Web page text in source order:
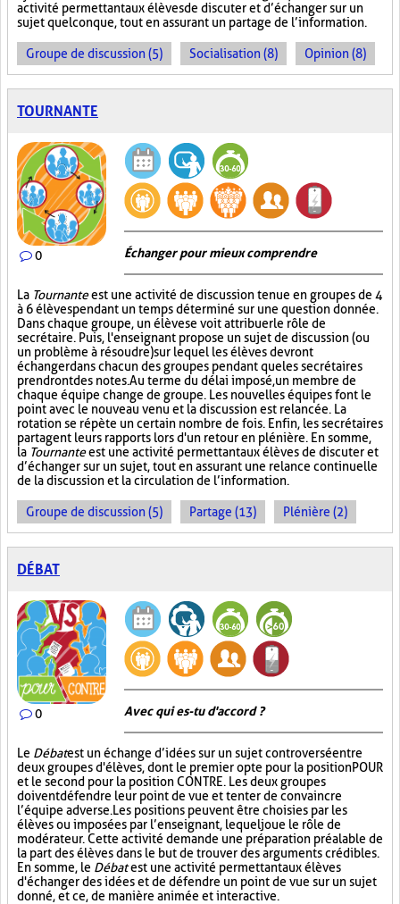
activité permettant aux élèves de discuter et d’échanger sur un
sujet quelconque, tout en assurant un partage de l’information.
Groupe de discussion (5) Socialisation (8) Opinion (8)
TOURNANTE
0 Échanger pour mieux comprendre
La Tournanteest une activité de discussion tenue en groupes de 4
à 6 élèves pendant un temps déterminé sur une question donnée.
Dans chaque groupe, un élève se voit attribuer le rôle de
secrétaire. Puis, l'enseignant propose un sujet de discussion (ou
un problème à résoudre) sur lequel les élèves devront
échanger dans chacun des groupes pendant que les secrétaires
prendront des notes. Au terme du délai imposé, un membre de
chaque équipe change de groupe. Les nouvelles équipes font le
point avec le nouveau venu et la discussion est relancée. La
rotation se répète un certain nombre de fois. Enfin, les secrétaires
partagent leurs rapports lors d'un retour en plénière. En somme,
la Tournanteest une activité permettant aux élèves de discuter et
d’échanger sur un sujet, tout en assurant une relance continuelle
de la discussion et la circulation de l’information.
Groupe de discussion (5) Partage (13) Plénière (2)
DÉBAT
0 Avec qui es-tu d'accord ?
Le Débatest un échange d’idées sur un sujet controversé entre
deux groupes d'élèves, dont le premier opte pour la position POUR
et le second pour la position CONTRE. Les deux groupes
doivent défendre leur point de vue et tenter de convaincre
l’équipe adverse. Les positions peuvent être choisies par les
élèves ou imposées par l’enseignant, lequel joue le rôle de
modérateur. Cette activité demande une préparation préalable de
la part des élèves dans le but de trouver des arguments crédibles.
En somme, le Débatest une activité permettant aux élèves
d'échanger des idées et de défendre un point de vue sur un sujet
donné, et ce, de manière animée et interactive.